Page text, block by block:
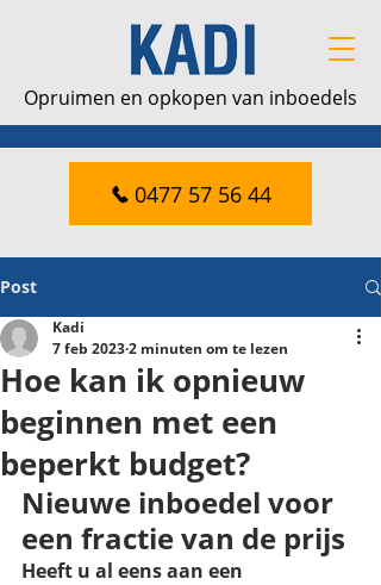
Opruimen en opkopen van inboedels
0477 57 56 44
Post
Hoe kan ik opnieuw
beginnen met een
beperkt budget?
Kadi
7 feb 20232 minuten om te lezen
Nieuwe inboedel voor
een fractie van de prijs
Heeft u al eens aan een